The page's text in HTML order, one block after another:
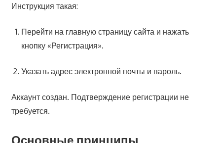
Инструкция такая:
Перейти на главную страницу сайта и нажать
кнопку «Регистрация».
Указать адрес электронной почты и пароль.
Аккаунт создан. Подтверждение регистрации не
требуется.
Основные принципы